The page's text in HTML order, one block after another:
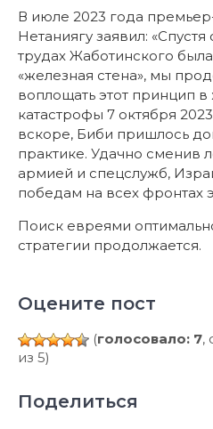
В июле 2023 года
Нетаниягу заявил: «Спустя
трудах Жаботинского
«железная стена», мы
воплощать этот принцип в
катастрофы 7 октября
вскоре, Биби пришлось
практике. Удачно сменив
армией и спецслужб,
победам на всех фронтах
Поиск евреями
стратегии продолжается.
Оцените пост
(голосовало: 7,
из 5)
Поделиться